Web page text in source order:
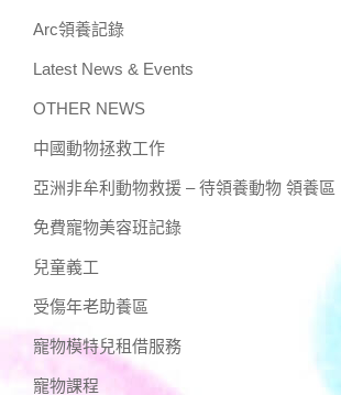
Arc領養記錄
Latest News & Events
OTHER NEWS
中國動物拯救工作
亞洲非牟利動物救援 – 待領養動物 領養區
免費寵物美容班記錄
兒童義工
受傷年老助養區
寵物模特兒租借服務
寵物課程